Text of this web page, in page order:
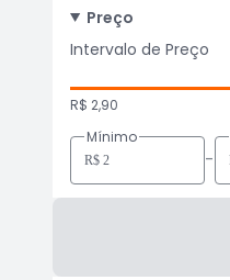
Preço
Intervalo de Preço
R$ 2,90
Mínimo
-